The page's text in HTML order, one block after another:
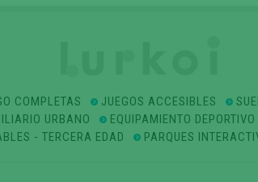
COMPLETAS JUEGOS ACCESIBLES
URBANO EQUIPAMIENTO DEPORTIVO
- TERCERA EDAD
PARQUES